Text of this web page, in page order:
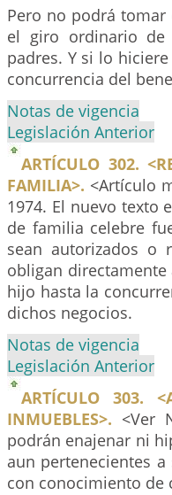
Pero no podrá
el giro ordinario de
padres. Y si lo
concurrencia del
Notas de vigencia
Legislación Anterior
ARTÍCULO 302.
FAMILIA>. <Artículo
1974. El nuevo texto
de familia celebre
sean autorizados o
obligan
hijo hasta la
dichos negocios.
Notas de vigencia
Legislación Anterior
ARTÍCULO 303.
INMUEBLES>. <Ver
podrán enajenar ni
aun pertenecientes
con conocimiento de